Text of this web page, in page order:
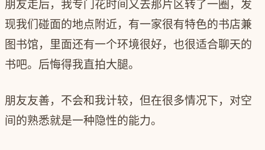
朋友走后，我专门花时间又去那片区转了一圈，发
现我们碰面的地点附近，有一家很有特色的书店兼
图书馆，里面还有一个环境很好，也很适合聊天的
书吧。后悔得我直拍大腿。
朋友友善，不会和我计较，但在很多情况下，对空
间的熟悉就是一种隐性的能力。